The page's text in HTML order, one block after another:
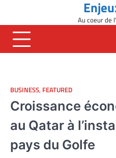
content
Au coeur de
BUSINESS, FEATURED
Croissance
au Qatar à
pays du Golfe